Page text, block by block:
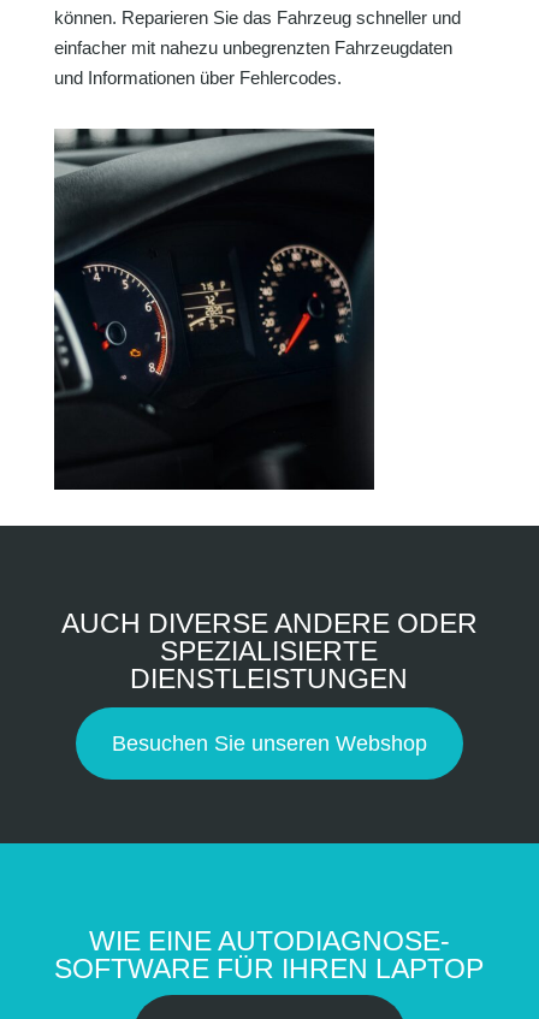
können. Reparieren Sie das Fahrzeug schneller und
einfacher mit nahezu unbegrenzten Fahrzeugdaten
und Informationen über Fehlercodes.
AUCH DIVERSE ANDERE ODER
SPEZIALISIERTE
DIENSTLEISTUNGEN
Besuchen Sie unseren Webshop
WIE EINE AUTODIAGNOSE-
SOFTWARE FÜR IHREN LAPTOP